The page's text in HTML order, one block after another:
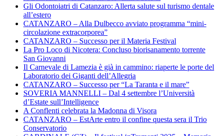
Gli Odontoiatri di Catanzaro: Allerta salute sul turismo dentale
all’estero
CATANZARO – Alla Dulbecco avviato programma “mini-
circolazione extracorporea”
CATANZARO – Successo per il Materia Festival
La Pro Loco di Nicotera: Concluso biorisanamento torrente
San Giovanni
Il Carnevale di Lamezia è già in cammino: riaperte le porte del
Laboratorio dei Giganti dell’Allegria
CATANZARO – Successo per “La Taranta e il mare”
SOVERIA MANNELLI – Dal 4 settembre l’Università
d’Estate sull’Intelligence
A Conflenti celebrata la Madonna di Visora
CATANZARO – EstArte entro il confine questa sera il Trio
Conservatorio